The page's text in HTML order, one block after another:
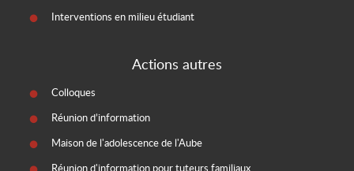
Interventions en milieu étudiant
Actions autres
Colloques
Réunion d’information
Maison de l'adolescence de l'Aube
Réunion d'information pour tuteurs familiaux